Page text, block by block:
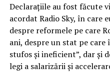
Declarațiile au fost făcute
acordat Radio Sky, în care
despre reformele pe care
ani, despre un stat pe care
stufos și ineficient”, dar și
legi a salarizării și